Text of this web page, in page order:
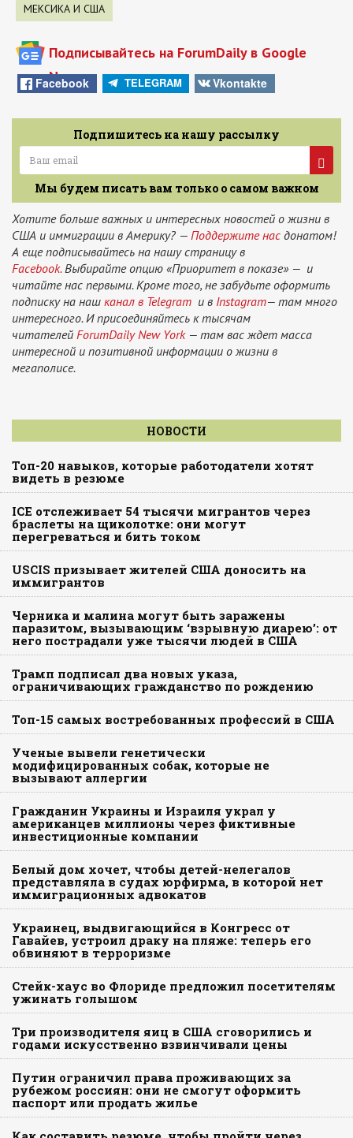
МЕКСИКА И США
Подписывайтесь на ForumDaily в Google
News
Facebook TELEGRAM Vkontakte
Подпишитесь на нашу рассылку
Мы будем писать вам только о самом важном
Хотите больше важных и интересных новостей о жизни в
США и иммиграции в Америку? — Поддержите нас донатом!
А еще подписывайтесь на нашу страницу в
Facebook.Выбирайте опцию «Приоритет в показе» — и
читайте нас первыми. Кроме того, не забудьте оформить
подписку на наш канал в Telegram и в Instagram— там много
интересного. И присоединяйтесь к тысячам
читателей ForumDaily New York— там вас ждет масса
интересной и позитивной информации о жизни в
мегаполисе.
НОВОСТИ
Топ-20 навыков, которые работодатели хотят
видеть в резюме
ICE отслеживает 54 тысячи мигрантов через
браслеты на щиколотке: они могут
перегреваться и бить током
USCIS призывает жителей США доносить на
иммигрантов
Черника и малина могут быть заражены
паразитом, вызывающим ‘взрывную диарею’: от
него пострадали уже тысячи людей в США
Трамп подписал два новых указа,
ограничивающих гражданство по рождению
Топ-15 самых востребованных профессий в США
Ученые вывели генетически
модифицированных собак, которые не
вызывают аллергии
Гражданин Украины и Израиля украл у
американцев миллионы через фиктивные
инвестиционные компании
Белый дом хочет, чтобы детей-нелегалов
представляла в судах юрфирма, в которой нет
иммиграционных адвокатов
Украинец, выдвигающийся в Конгресс от
Гавайев, устроил драку на пляже: теперь его
обвиняют в терроризме
Стейк-хаус во Флориде предложил посетителям
ужинать голышом
Три производителя яиц в США сговорились и
годами искусственно взвинчивали цены
Путин ограничил права проживающих за
рубежом россиян: они не смогут оформить
паспорт или продать жилье